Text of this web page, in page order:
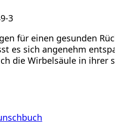
3
für einen gesunden
es sich angenehm
die Wirbelsäule in ihrer